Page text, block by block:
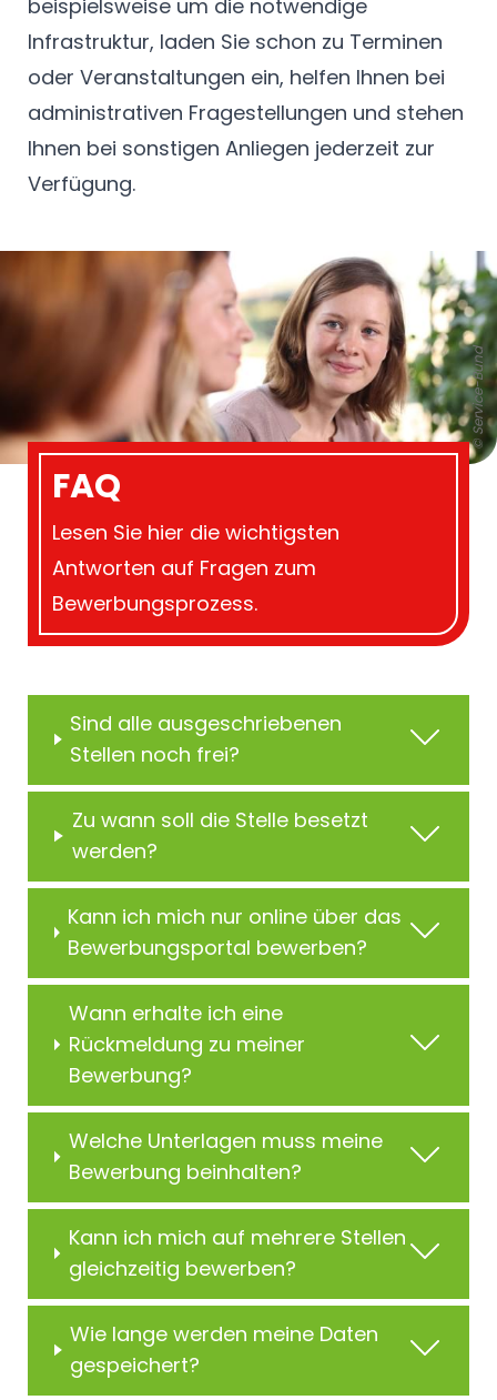
beispielsweise um die notwendige
Infrastruktur, laden Sie schon zu Terminen
oder Veranstaltungen ein, helfen Ihnen bei
administrativen Fragestellungen und stehen
Ihnen bei sonstigen Anliegen jederzeit zur
Verfügung.
© Service-Bund
FAQ
Lesen Sie hier die wichtigsten
Antworten auf Fragen zum
Bewerbungsprozess.
Sind alle ausgeschriebenen
Stellen noch frei?
Zu wann soll die Stelle besetzt
werden?
Kann ich mich nur online über das
Bewerbungsportal bewerben?
Wann erhalte ich eine
Rückmeldung zu meiner
Bewerbung?
Welche Unterlagen muss meine
Bewerbung beinhalten?
Kann ich mich auf mehrere Stellen
gleichzeitig bewerben?
Wie lange werden meine Daten
gespeichert?